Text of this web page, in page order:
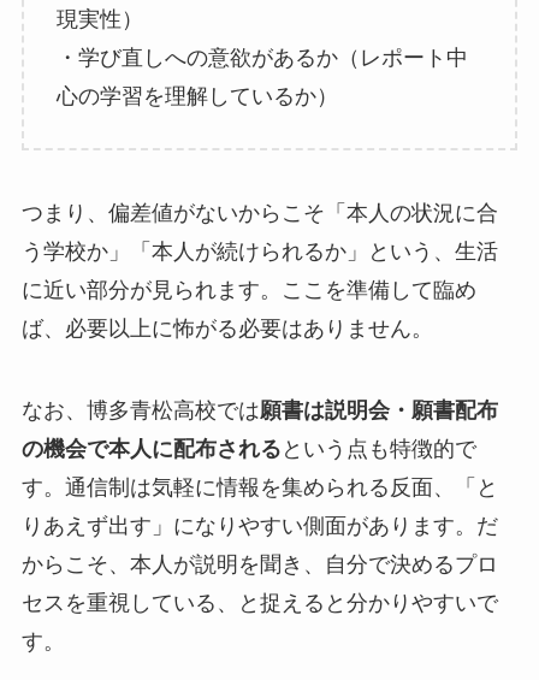
現実性）
・学び直しへの意欲があるか（レポート中
心の学習を理解しているか）
つまり、偏差値がないからこそ「本人の状況に合
う学校か」「本人が続けられるか」という、生活
に近い部分が見られます。ここを準備して臨め
ば、必要以上に怖がる必要はありません。
なお、博多青松高校では願書は説明会・願書配布
の機会で本人に配布される という点も特徴的で
す。通信制は気軽に情報を集められる反面、「と
りあえず出す」になりやすい側面があります。だ
からこそ、本人が説明を聞き、自分で決めるプロ
セスを重視している、と捉えると分かりやすいで
す。